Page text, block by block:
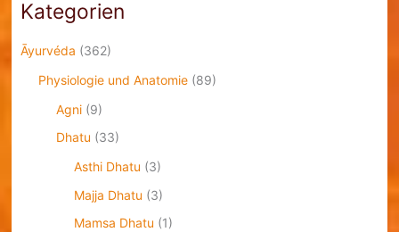
Kategorien
Āyurvéda (362)
Physiologie und Anatomie(89)
Agni(9)
Dhatu (33)
Asthi Dhatu (3)
Majja Dhatu (3)
Mamsa Dhatu (1)